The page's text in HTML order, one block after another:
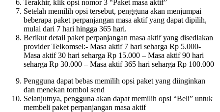
Terakhir, klik opsi nomor 3 “Paket masa aktif”
Setelah memilih opsi tersebut, pengguna akan menjumpai
beberapa paket perpanjangan masa aktif yang dapat dipilih,
mulai dari 7 hari hingga 365 hari.
Berikut detail paket perpanjangan masa aktif yang disediakan
provider Telkomsel:- Masa aktif 7 hari seharga Rp 5.000-
Masa aktif 30 hari seharga Rp 15.000 – Masa aktif 90 hari
seharga Rp 30.000 – Masa aktif 365 hari seharga Rp 100.000
Pengguna dapat bebas memilih opsi paket yang diinginkan
dan menekan tombol send
Selanjutnya, pengguna akan dapat memilih opsi “Beli” untuk
membeli paket perpanjangan masa aktif